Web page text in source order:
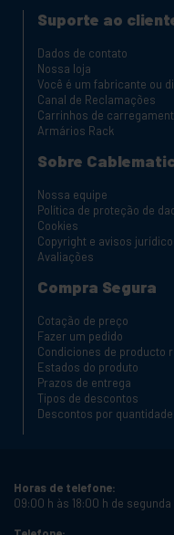
Suporte ao
Dados de contato
Nossa loja
Você é um fabricante ou
Canal de Reclamações
Carrinhos de
Armários Rack
Sobre
Nossa equipe
Política de proteção de
Cookies
Copyright e avisos
Avaliações
Compra Segura
Cotação de preço
Fazer um pedido
Condiciones de producto
Estados do produto
Prazos de entrega
Tipos de descontos
Descontos por quantidade
Horas de telefone:
09:00 h às 18:00 h de segunda